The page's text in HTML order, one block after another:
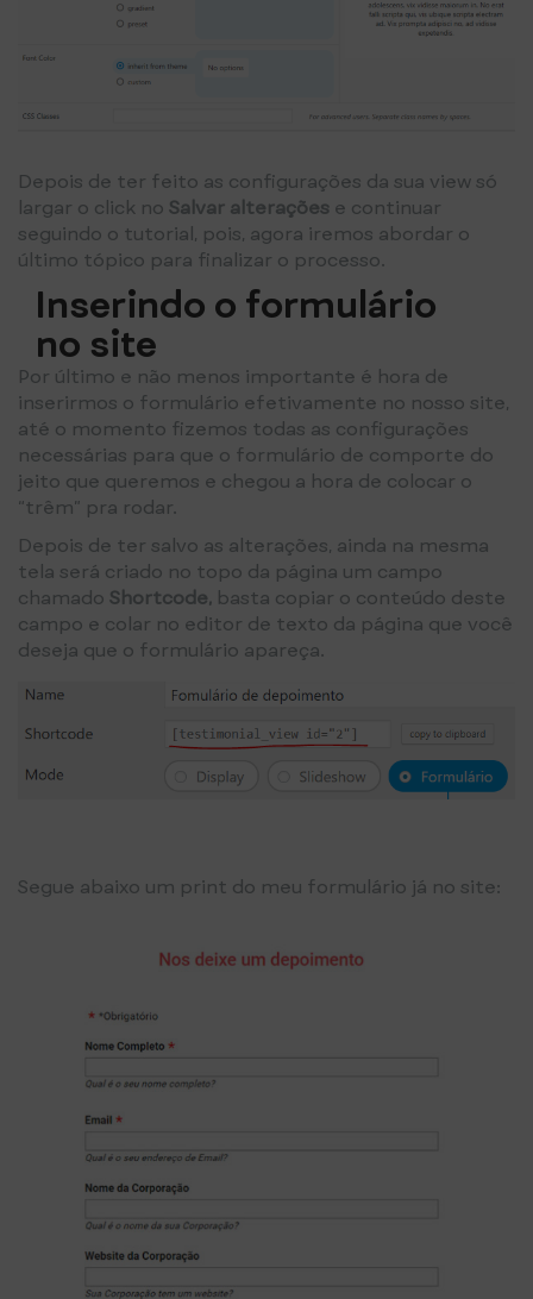
Depois de ter feito as configurações da sua view só
largar o click no Salvar alterações e continuar
seguindo o tutorial, pois, agora iremos abordar o
último tópico para finalizar o processo.
Inserindo o formulário
no site
Por último e não menos importante é hora de
inserirmos o formulário efetivamente no nosso site,
até o momento fizemos todas as configurações
necessárias para que o formulário de comporte do
jeito que queremos e chegou a hora de colocar o
“trêm” pra rodar.
Depois de ter salvo as alterações, ainda na mesma
tela será criado no topo da página um campo
chamado Shortcode, basta copiar o conteúdo deste
campo e colar no editor de texto da página que você
deseja que o formulário apareça.
Segue abaixo um print do meu formulário já no site: